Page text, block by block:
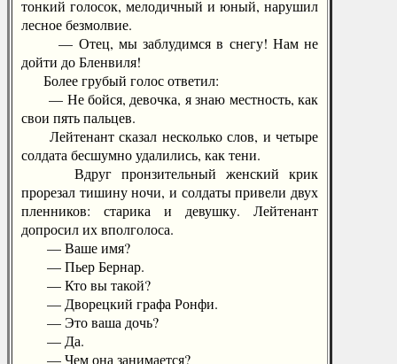
тонкий голосок, мелодичный и юный, нарушил
лесное безмолвие.
— Отец, мы заблудимся в снегу! Нам не
дойти до Бленвиля!
Более грубый голос ответил:
— Не бойся, девочка, я знаю местность, как
свои пять пальцев.
Лейтенант сказал несколько слов, и четыре
солдата бесшумно удалились, как тени.
Вдруг пронзительный женский крик
прорезал тишину ночи, и солдаты привели двух
пленников: старика и девушку. Лейтенант
допросил их вполголоса.
— Ваше имя?
— Пьер Бернар.
— Кто вы такой?
— Дворецкий графа Ронфи.
— Это ваша дочь?
— Да.
— Чем она занимается?